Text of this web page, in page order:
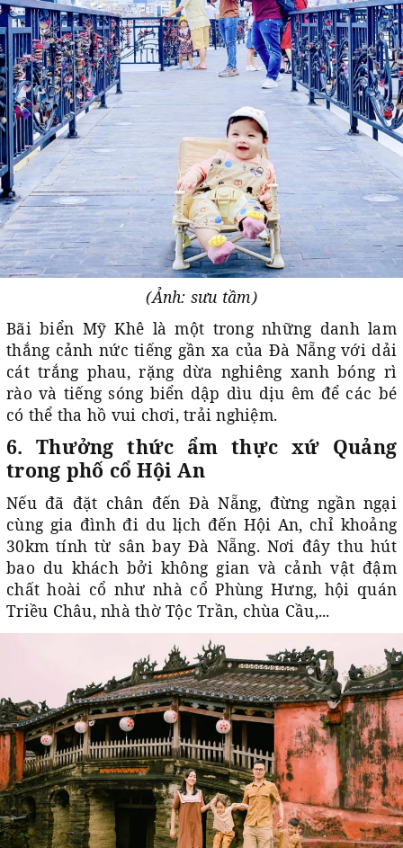
(Ảnh: sưu tầm)
Bãi biển Mỹ Khê là một trong những danh lam
thắng cảnh nức tiếng gần xa của Đà Nẵng với dải
cát trắng phau, rặng dừa nghiêng xanh bóng rì
rào và tiếng sóng biển dập dìu dịu êm để các bé
có thể tha hồ vui chơi, trải nghiệm.
6. Thưởng thức ẩm thực xứ Quảng
trong phố cổ Hội An
Nếu đã đặt chân đến Đà Nẵng, đừng ngần ngại
cùng gia đình đi du lịch đến Hội An, chỉ khoảng
30km tính từ sân bay Đà Nẵng. Nơi đây thu hút
bao du khách bởi không gian và cảnh vật đậm
chất hoài cổ như nhà cổ Phùng Hưng, hội quán
Triều Châu, nhà thờ Tộc Trần, chùa Cầu,...